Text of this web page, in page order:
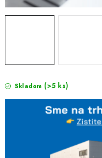
Skladom (>5 ks)